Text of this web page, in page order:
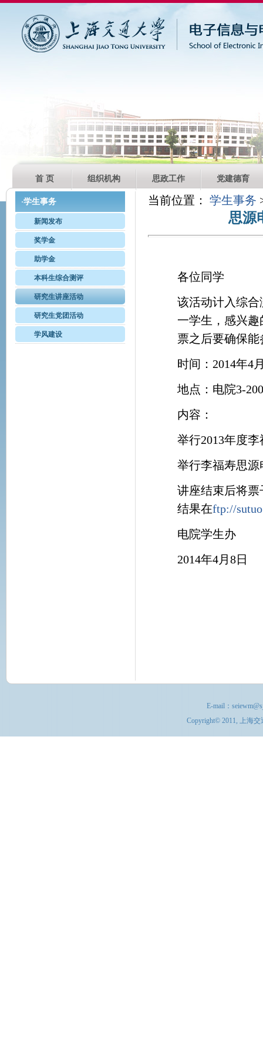
首 页 组织机构 思政工作 党建德育
·学生事务
新闻发布
奖学金
助学金
本科生综合测评
研究生讲座活动
研究生党团活动
学风建设
当前位置：学生事务
思源
各位同学
该活动计入综
一学生，感兴
票之后要确保能
时间：2014年4
地点：电院3-
内容：
举行2013年度
举行李福寿思
讲座结束后将
结果在ftp://
电院学生办
2014年4月8日
E-mail：
Copyright© 2011, 上海